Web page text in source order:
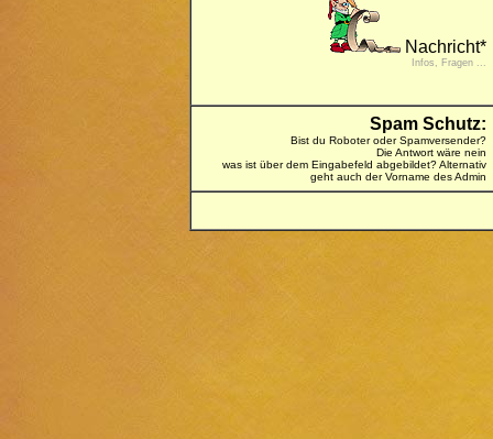
Nachricht*
Infos, Fragen ...
Spam Schutz:
Bist du Roboter oder Spamversender?
Die Antwort wäre nein
was ist über dem Eingabefeld abgebildet? Alternativ
geht auch der Vorname des Admin